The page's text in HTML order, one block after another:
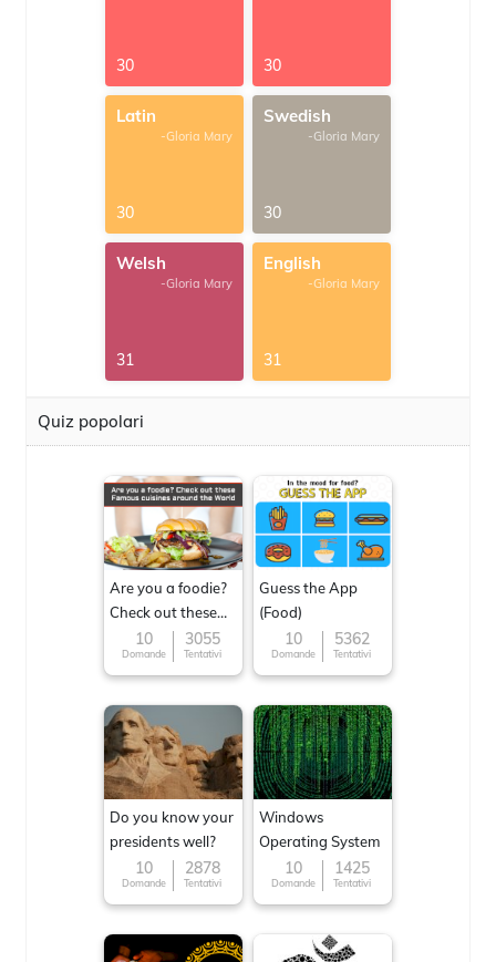
30 30
Latin
-Gloria Mary
30
Swedish
-Gloria Mary
30
Welsh
-Gloria Mary
31
English
-Gloria Mary
31
Quiz popolari
Are you a foodie?
Check out these
Famous cuisines
around the World
10
Domande
3055
Tentativi
Guess the App
(Food)
10
Domande
5362
Tentativi
Do you know your
presidents well?
10
Domande
2878
Tentativi
Windows
Operating System
10
Domande
1425
Tentativi